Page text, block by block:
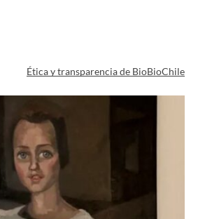
Ética y transparencia de BioBioChile